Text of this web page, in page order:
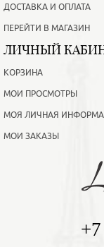
ДОСТАВКА И ОПЛАТА
ПЕРЕЙТИ В МАГАЗИН
ЛИЧНЫЙ
КОРЗИНА
МОИ ПРОСМОТРЫ
МОЯ ЛИЧНАЯ
МОИ ЗАКАЗЫ